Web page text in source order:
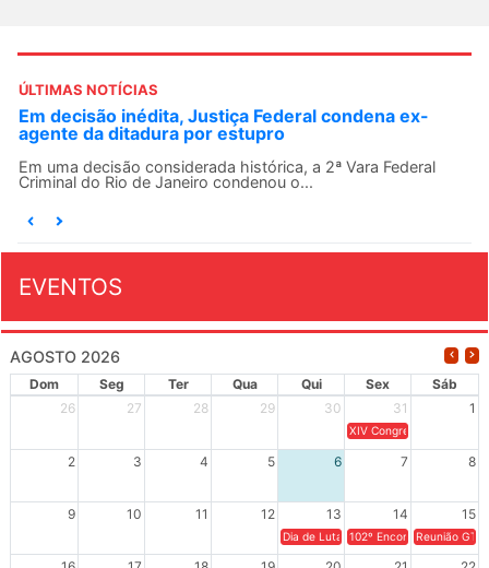
ÚLTIMAS NOTÍCIAS
Em decisão inédita, Justiça Federal condena ex-
agente da ditadura por estupro
Em uma decisão considerada histórica, a 2ª Vara Federal
Criminal do Rio de Janeiro condenou o...
EVENTOS
AGOSTO 2026
Dom Seg Ter Qua Qui Sex
Sáb
26
27 28 29 30 31 1
XIV Congresso Brasileiro
2 3 4 5 6 7 8
9 10 11 12 13 14 15
Dia de Luta em Defesa de Cuba e da
102º Encontro da
Reunião